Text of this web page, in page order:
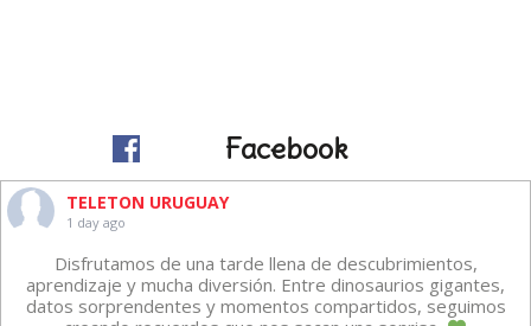
Facebook
TELETON URUGUAY
1 day ago
Disfrutamos de una tarde llena de descubrimientos,
aprendizaje y mucha diversión. Entre dinosaurios gigantes,
datos sorprendentes y momentos compartidos, seguimos